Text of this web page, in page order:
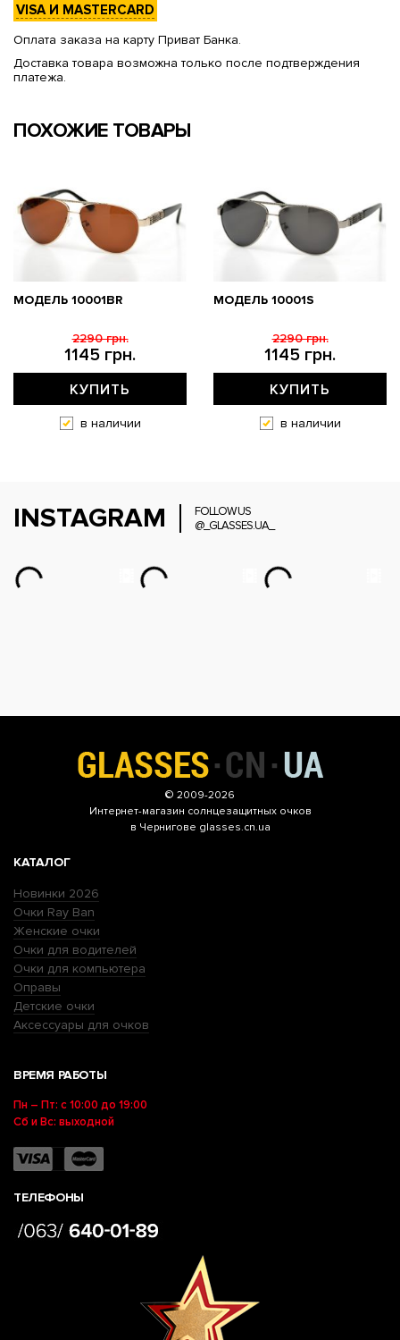
VISA И MASTERCARD
Оплата заказа на карту Приват Банка.
Доставка товара возможна только после подтверждения
платежа.
ПОХОЖИЕ ТОВАРЫ
МОДЕЛЬ 10001BR
1145 грн.
2290 грн.
КУПИТЬ
в наличии
МОДЕЛЬ 10001S
1145 грн.
2290 грн.
КУПИТЬ
в наличии
INSTAGRAM
FOLLOW US
@_GLASSES.UA_
© 2009-2026
Интернет-магазин солнцезащитных очков
в Чернигове glasses.cn.ua
КАТАЛОГ
Новинки 2026
Очки Ray Ban
Женские очки
Очки для водителей
Очки для компьютера
Оправы
Детские очки
Аксессуары для очков
ВРЕМЯ РАБОТЫ
Пн – Пт: с 10:00 до 19:00
Сб и Вс: выходной
ТЕЛЕФОНЫ